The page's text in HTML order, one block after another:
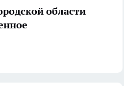
области